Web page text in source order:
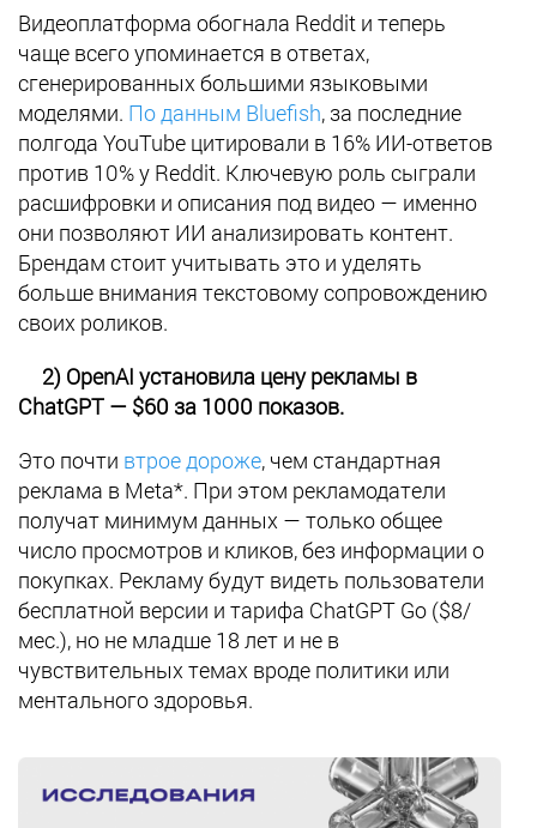
Видеоплатформа обогнала Reddit и теперь
чаще всего упоминается в ответах,
сгенерированных большими языковыми
моделями. По данным Bluefish, за последние
полгода YouTube цитировали в 16% ИИ-ответов
против 10% у Reddit. Ключевую роль сыграли
расшифровки и описания под видео — именно
они позволяют ИИ анализировать контент.
Брендам стоит учитывать это и уделять
больше внимания текстовому сопровождению
своих роликов.
2) OpenAI установила цену рекламы в
ChatGPT — $60 за 1000 показов.
Это почти втрое дороже, чем стандартная
реклама в Meta*. При этом рекламодатели
получат минимум данных — только общее
число просмотров и кликов, без информации о
покупках. Рекламу будут видеть пользователи
бесплатной версии и тарифа ChatGPT Go ($8/
мес.), но не младше 18 лет и не в
чувствительных темах вроде политики или
ментального здоровья.